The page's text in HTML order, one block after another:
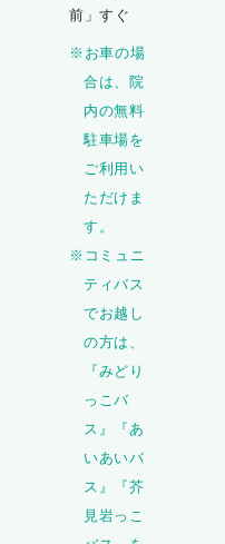
前」すぐ
※お車の場
合は、院
内の無料
駐車場を
ご利用い
ただけま
す。
※コミュニ
ティバス
でお越し
の方は、
『みどり
っこバ
ス』『あ
いあいバ
ス』『芥
見岩っこ